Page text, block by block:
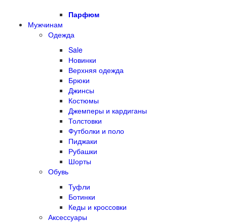
Парфюм
Мужчинам
Одежда
Sale
Новинки
Верхняя одежда
Брюки
Джинсы
Костюмы
Джемперы и кардиганы
Толстовки
Футболки и поло
Пиджаки
Рубашки
Шорты
Обувь
Туфли
Ботинки
Кеды и кроссовки
Аксессуары